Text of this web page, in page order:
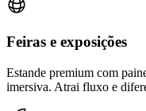
Feiras e exposições
Estande premium com
imersiva. Atrai fluxo e